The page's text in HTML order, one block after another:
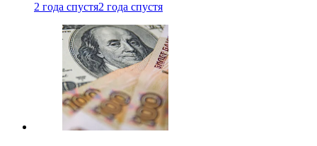
2 года спустя2 года спустя